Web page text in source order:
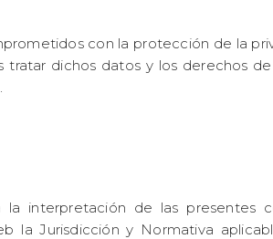
con la protección de la
dichos datos y los derechos
interpretación de las presentes
la Jurisdicción y Normativa